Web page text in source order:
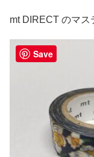
mt DIRECT のマス
Save